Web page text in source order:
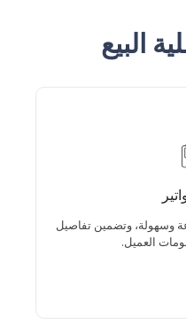
البيع
وسهولة، وتضمين تفاصيل
العميل.
وسهولة، وتضمين